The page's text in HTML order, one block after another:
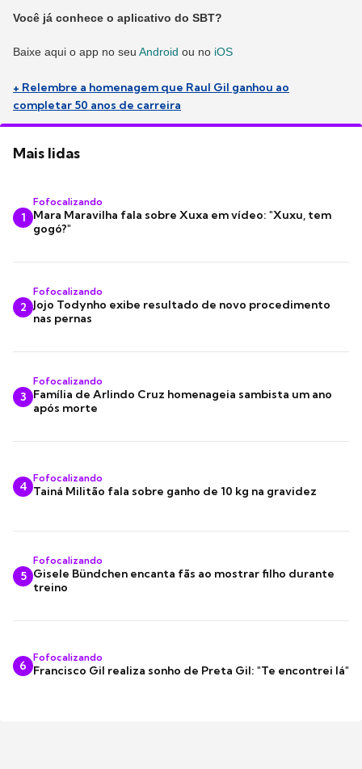
Você já conhece o aplicativo do SBT?
Baixe aqui o app no seu Android ou no iOS
+ Relembre a homenagem que Raul Gil ganhou ao
completar 50 anos de carreira
Mais lidas
1
Fofocalizando
Mara Maravilha fala sobre Xuxa em vídeo: "Xuxu, tem
gogó?"
2
Fofocalizando
Jojo Todynho exibe resultado de novo procedimento
nas pernas
3
Fofocalizando
Família de Arlindo Cruz homenageia sambista um ano
após morte
4
Fofocalizando
Tainá Militão fala sobre ganho de 10 kg na gravidez
5
Fofocalizando
Gisele Bündchen encanta fãs ao mostrar filho durante
treino
6
Fofocalizando
Francisco Gil realiza sonho de Preta Gil: "Te encontrei lá"